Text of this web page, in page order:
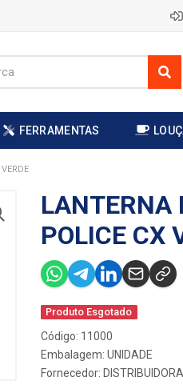
FERRAMENTAS
LANTERNA
POLICE CX
Produto Esgotado
Código: 11000
Embalagem: UNIDADE
Fornecedor: